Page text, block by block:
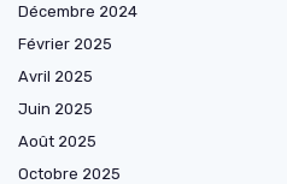
Décembre 2024
Février 2025
Avril 2025
Juin 2025
Août 2025
Octobre 2025